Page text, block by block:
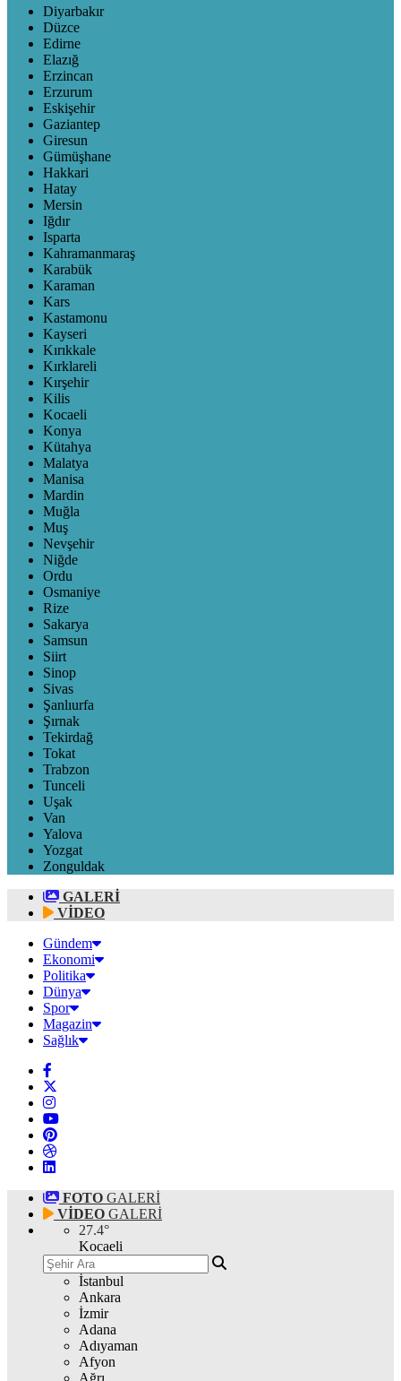
Diyarbakır
Düzce
Edirne
Elazığ
Erzincan
Erzurum
Eskişehir
Gaziantep
Giresun
Gümüşhane
Hakkari
Hatay
Mersin
Iğdır
Isparta
Kahramanmaraş
Karabük
Karaman
Kars
Kastamonu
Kayseri
Kırıkkale
Kırklareli
Kırşehir
Kilis
Kocaeli
Konya
Kütahya
Malatya
Manisa
Mardin
Muğla
Muş
Nevşehir
Niğde
Ordu
Osmaniye
Rize
Sakarya
Samsun
Siirt
Sinop
Sivas
Şanlıurfa
Şırnak
Tekirdağ
Tokat
Trabzon
Tunceli
Uşak
Van
Yalova
Yozgat
Zonguldak
GALERİ
VİDEO
Gündem
Ekonomi
Politika
Dünya
Spor
Magazin
Sağlık
FOTO GALERİ
VİDEO GALERİ
27.4°
Kocaeli
İstanbul
Ankara
İzmir
Adana
Adıyaman
Afyon
Ağrı